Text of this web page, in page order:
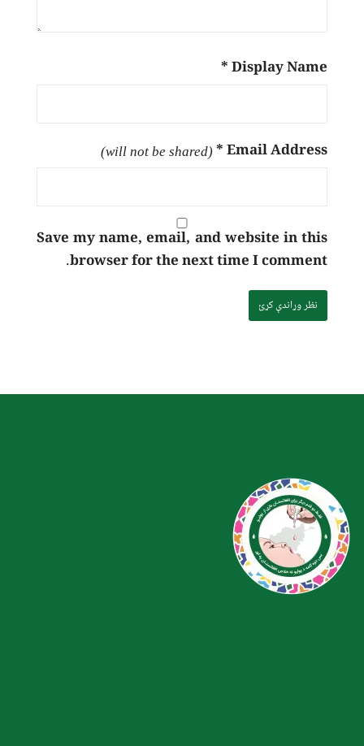
Display Name
*
Email Address
*
(will not be shared)
Save my name, email, and website in this
browser for the next time I comment.